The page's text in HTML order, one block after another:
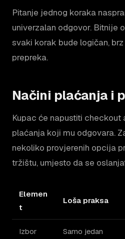
Pitanje jednog koraka
univerzalan odgovor. Bitnije
svaki korak bude logičan,
prepreka.
Načini plaćanja i
Kupac će napustiti checkout
plaćanja koji mu odgovara.
nekoliko provjerenih opcija
tržištu, umjesto da se
Elemen
t
Loša praksa
Izbor
Samo jedan